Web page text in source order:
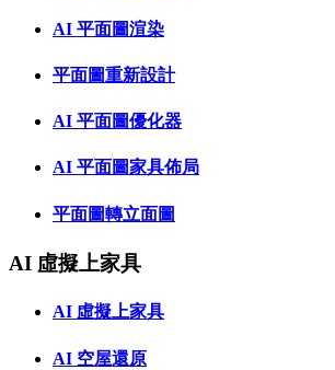
AI 平面圖渲染
平面圖重新設計
AI 平面圖優化器
AI 平面圖家具佈局
平面圖轉立面圖
AI 虛擬上家具
AI 虛擬上家具
AI 空屋還原